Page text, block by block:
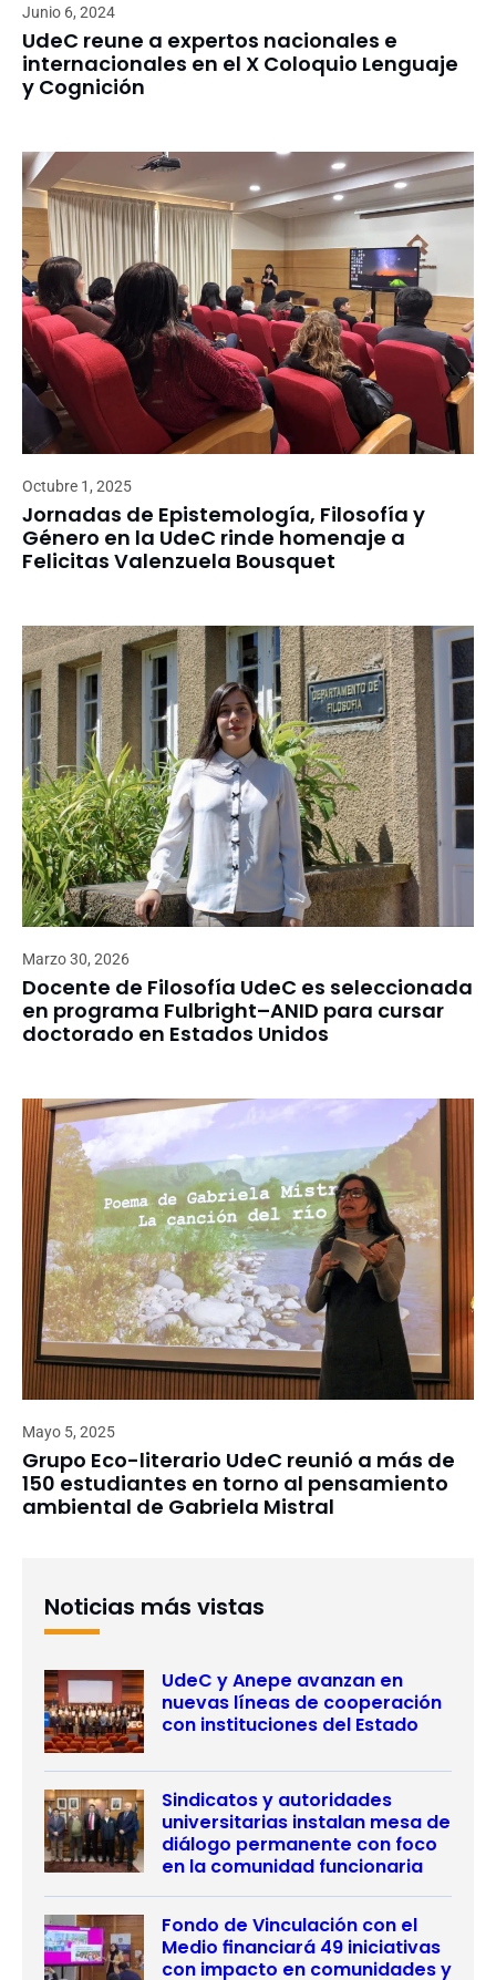
Junio 6, 2024
UdeC reune a expertos nacionales e
internacionales en el X Coloquio Lenguaje
y Cognición
Octubre 1, 2025
Jornadas de Epistemología, Filosofía y
Género en la UdeC rinde homenaje a
Felicitas Valenzuela Bousquet
Marzo 30, 2026
Docente de Filosofía UdeC es seleccionada
en programa Fulbright–ANID para cursar
doctorado en Estados Unidos
Mayo 5, 2025
Grupo Eco-literario UdeC reunió a más de
150 estudiantes en torno al pensamiento
ambiental de Gabriela Mistral
Noticias más vistas
UdeC y Anepe avanzan en
nuevas líneas de cooperación
con instituciones del Estado
Sindicatos y autoridades
universitarias instalan mesa de
diálogo permanente con foco
en la comunidad funcionaria
Fondo de Vinculación con el
Medio financiará 49 iniciativas
con impacto en comunidades y